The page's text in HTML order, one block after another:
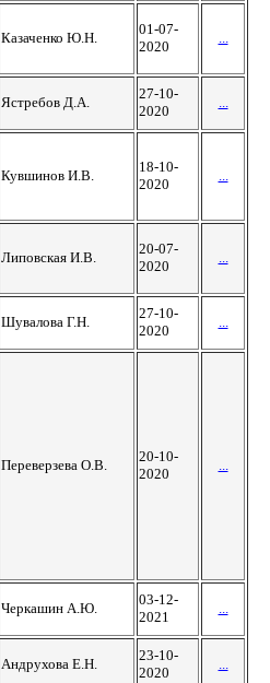
Казаченко Ю.Н.
01-07-
2020
...
Ястребов Д.А.
27-10-
2020
...
Кувшинов И.В.
18-10-
2020
...
Липовская И.В.
20-07-
2020
...
Шувалова Г.Н.
27-10-
2020
...
Переверзева О.В.
20-10-
2020
...
Черкашин А.Ю.
03-12-
2021
...
Андрухова Е.Н.
23-10-
2020
...